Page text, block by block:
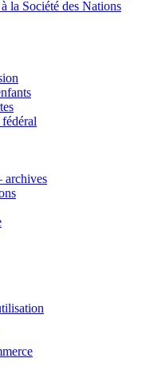
la Société des Nations
archives